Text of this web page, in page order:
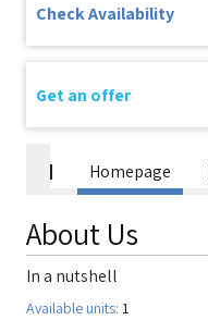
Homepage
About Us
In a nutshell
Available units: 1
Check Availability
Get an offer